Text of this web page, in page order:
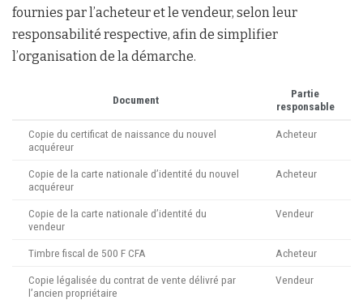
fournies par l’acheteur et le vendeur, selon leur
responsabilité respective, afin de simplifier
l’organisation de la démarche.
Document
Partie
responsable
Copie du certificat de naissance du nouvel
acquéreur
Acheteur
Copie de la carte nationale d’identité du nouvel
acquéreur
Acheteur
Copie de la carte nationale d’identité du
vendeur
Vendeur
Timbre fiscal de 500 F CFA Acheteur
Copie légalisée du contrat de vente délivré par
l’ancien propriétaire
Vendeur